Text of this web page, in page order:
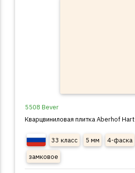
5508 Bever
Кварцвиниловая плитка Aberhof Hart
33 класс 5 мм 4-фаска
замковое